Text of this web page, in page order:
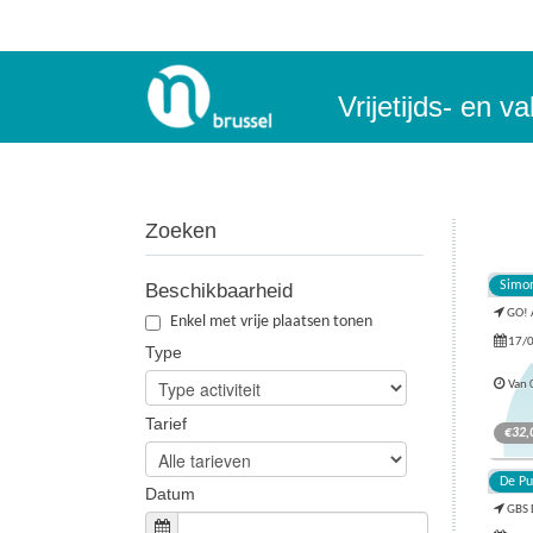
Vrijetijds- en
GO!
17/
Van
Een
De
GBS
Zoeken
Beschikbaarheid
Enkel met vrije plaatsen tonen
Type
Tarief
Datum